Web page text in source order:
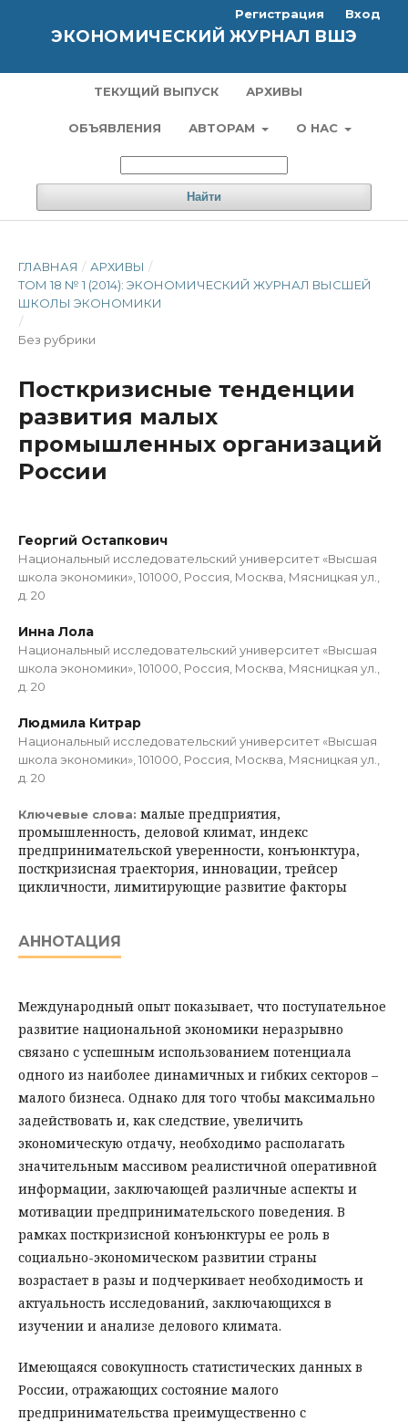
ЭКОНОМИЧЕСКИЙ ЖУРНАЛ ВШЭ
ТЕКУЩИЙ ВЫПУСК АРХИВЫ
ОБЪЯВЛЕНИЯ АВТОРАМ О НАС
Найти
Регистрация Вход
ГЛАВНАЯ / АРХИВЫ /
ТОМ 18 № 1 (2014): ЭКОНОМИЧЕСКИЙ ЖУРНАЛ ВЫСШЕЙ
ШКОЛЫ ЭКОНОМИКИ
/
Без рубрики
Посткризисные тенденции
развития малых
промышленных организаций
России
Георгий Остапкович
Национальный исследовательский университет «Высшая
школа экономики», 101000, Россия, Москва, Мясницкая ул.,
д. 20
Инна Лола
Национальный исследовательский университет «Высшая
школа экономики», 101000, Россия, Москва, Мясницкая ул.,
д. 20
Людмила Китрар
Национальный исследовательский университет «Высшая
школа экономики», 101000, Россия, Москва, Мясницкая ул.,
д. 20
Ключевые слова: малые предприятия,
промышленность, деловой климат, индекс
предпринимательской уверенности, конъюнктура,
посткризисная траектория, инновации, трейсер
цикличности, лимитирующие развитие факторы
АННОТАЦИЯ
Международный опыт показывает, что поступательное
развитие нацио­нальной экономики неразрывно
связано с успешным использованием потен­циала
одного из наиболее динамичных и гибких секторов –
малого бизнеса. Однако для того чтобы максимально
задействовать и, как следствие, увеличить
экономическую отдачу, необходимо располагать
значительным массивом реалистичной оперативной
информации, заключающей различные аспекты и
мотивации предпринимательского поведения. В
рамках посткризисной конъюнктуры ее роль в
социально-экономическом развитии страны
возрастает в разы и подчеркивает необходимость и
актуальность исследований, заключающихся в
изучении и анализе делового климата.
Имеющаяся совокупность статистических данных в
России, отражающих состояние малого
предпринимательства преимущественно с